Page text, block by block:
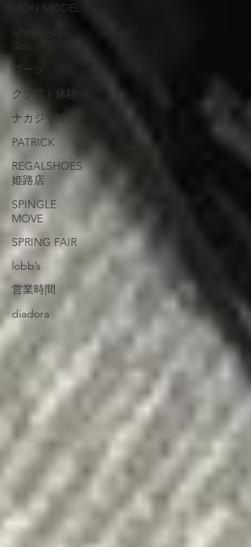
MON MODEL
whppo-de-
doo
ブーツ
クラフト体験
ナカジマ靴店
PATRICK
REGALSHOES
姫路店
SPINGLE
MOVE
SPRING FAIR
lobb’s
営業時間
diadora